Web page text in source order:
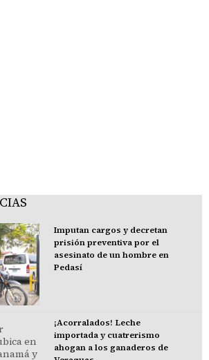
Imputan cargos y decretan
prisión preventiva por el
asesinato de un hombre en
Pedasí
¡Acorralados! Leche
importada y cuatrerismo
ahogan a los ganaderos de